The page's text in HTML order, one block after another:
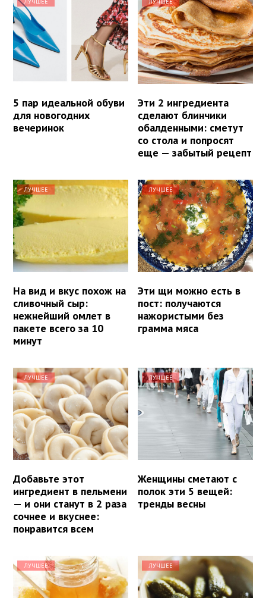
5 пар идеальной обуви
для новогодних
вечеринок
Эти 2 ингредиента
сделают блинчики
обалденными: сметут
со стола и попросят
еще — забытый рецепт
ЛУЧШЕЕ
На вид и вкус похож на
сливочный сыр:
нежнейший омлет в
пакете всего за 10
минут
ЛУЧШЕЕ
Эти щи можно есть в
пост: получаются
нажористыми без
грамма мяса
ЛУЧШЕЕ
Добавьте этот
ингредиент в пельмени
— и они станут в 2 раза
сочнее и вкуснее:
понравится всем
ЛУЧШЕЕ
Женщины сметают с
полок эти 5 вещей:
тренды весны
ЛУЧШЕЕ ЛУЧШЕЕ